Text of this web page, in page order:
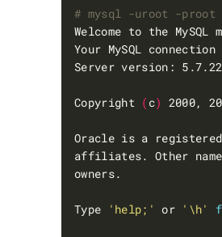
# mysql -uroot -proot
Welcome to the
Your MySQL
Server version: 5.7.22
Copyright ( c)
Type 'help;' or '\h'